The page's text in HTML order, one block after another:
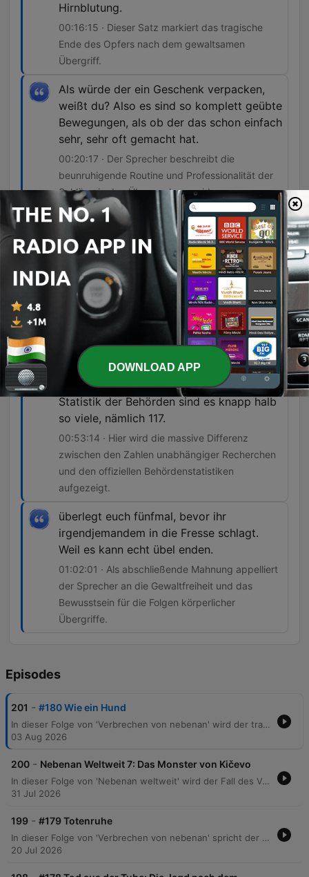
Hirnblutung.
00:16:15 · Dieser Satz markiert das tragische
Ende des Opfers nach dem gewaltsamen
Übergriff.
Als würde der ein Geschenk verpacken,
weißt du? Also es sind so komplett geübte
Bewegungen, als ob der das schon einfach
sehr, sehr oft gemacht hat.
00:20:17 · Der Sprecher beschreibt die
beunruhigende Routine und Professionalität der
Schläge in den Überwachungsvideos.
Man habe regelrecht darauf gewartet,
dass endlich mal wieder einer komme,
damit man einen Grund habe, jemanden zu
verprügeln
00:31:32 · Eine Polizistin berichtet von den
Inhalten der WhatsApp-Chats, die eine gezielte
Suche nach Opfern für Gewaltakte belegen.
Im Juli 2025 zählt das Team bundesweit
bis zu diesem Zeitpunkt 203 Opfer,
darunter auch Eugenio Botnari. In der
Statistik der Behörden sind es knapp halb
so viele, nämlich 117.
00:53:14 · Hier wird die massive Differenz
zwischen den Zahlen unabhängiger Recherchen
und den offiziellen Behördenstatistiken
aufgezeigt.
überlegt euch fünfmal, bevor ihr
irgendjemandem in die Fresse schlagt.
Weil es kann echt übel enden.
01:02:01 · Als abschließende Mahnung appelliert
der Sprecher an die Gewaltfreiheit und das
Bewusstsein für die Folgen körperlicher
Übergriffe.
Episodes
201 - #180 Wie ein Hund
In dieser Folge von 'Verbrechen von nebenan' wird der tragische Fall von Eugenio Botnari thematisiert, der nach einem gewaltsamen Übergriff durch einen Supermarktmitarbeiter in Berlin-Lichtenberg starb. Der Bericht beschreibt Eugenios schwieriges Leben als Migrant aus Moldau und die brutale Attacke im Edeka-Markt, bei der ein Filialleiter mit Quarzhandschuhen auf ihn einschlug. Die Episode beleuchtet zudem die systematische Gewalt des Filialleiters Arne Siegfried, der Ladendiebe attackierte und dies in WhatsApp-Chats verherrlichte. Es wird die rechtliche Aufarbeitung sowie die gesellschaftspolitische Debatte um die Benennung eines Platzes nach dem Opfer diskutiert, wobei auch die Schwierigkeiten bei der statistischen Erfassung politisch motivierter rechter Gewalt thematisiert werden.
03 Aug 2026
200 - Nebenan Weltweit 7: Das Monster von Kičevo
In dieser Folge von 'Nebenan weltweit' wird der Fall des Verschwindens und Mordes an Mitra Simianoska in Nordmazedonien besprochen. Der Journalist Vlado Taneski spielt eine zentrale Rolle bei der Aufdeckung der Tat, nachdem die Polizei zunächst keine Hinweise auf ein Verbrechen fand. Die Ermittlungen enthüllen eine Eskalation einer Mordserie in Kitschevo, bei der auch weitere Frauen zum Opfer wurden. Schließlich entlarvt sich der Journalist Vlado Taneski selbst als das „Monster von Kitschewo“, nachdem DNA-Spuren ihn mit den Morden in Verbindung brachten. Die Folge behandelt zudem das mysteriöse Ende des Täters, der nach seiner Festnahme unter ungeklärten Umständen in seiner Gefängniszelle ertrunken wurde.
31 Jul 2026
199 - #179 Totenruhe
In dieser Folge von 'Verbrechen von nebenan' spricht der Host mit dem Bestatter Louis Bauer über die Arbeit hinter den Kulissen einer Beerdigung und die Entmystifizierung des Todes. Die Erzählung führt durch erschütternde Kriminalfälle, beginnend mit dem Verschwinden des elfjährigen Renate Böhm im Jahr 1965 in Görlitz, dessen Ermittlungen auf einen nekrophilen Täter lenkten. Zudem beleuchtet die Episode den grausamen Leichenraub in Buttenheim aus dem Jahr 1999, bei dem eine 14-Jährige entweiht wurde. Die Diskussion vertieft sich in die rechtliche Problematik, Verstorbene als 'Sache' zu behandeln, sowie in die psychologischen Auswirkungen dieser Verbrechen auf Hinterbliebene und Bestatter.
20 Jul 2026
DOWNLOAD APP